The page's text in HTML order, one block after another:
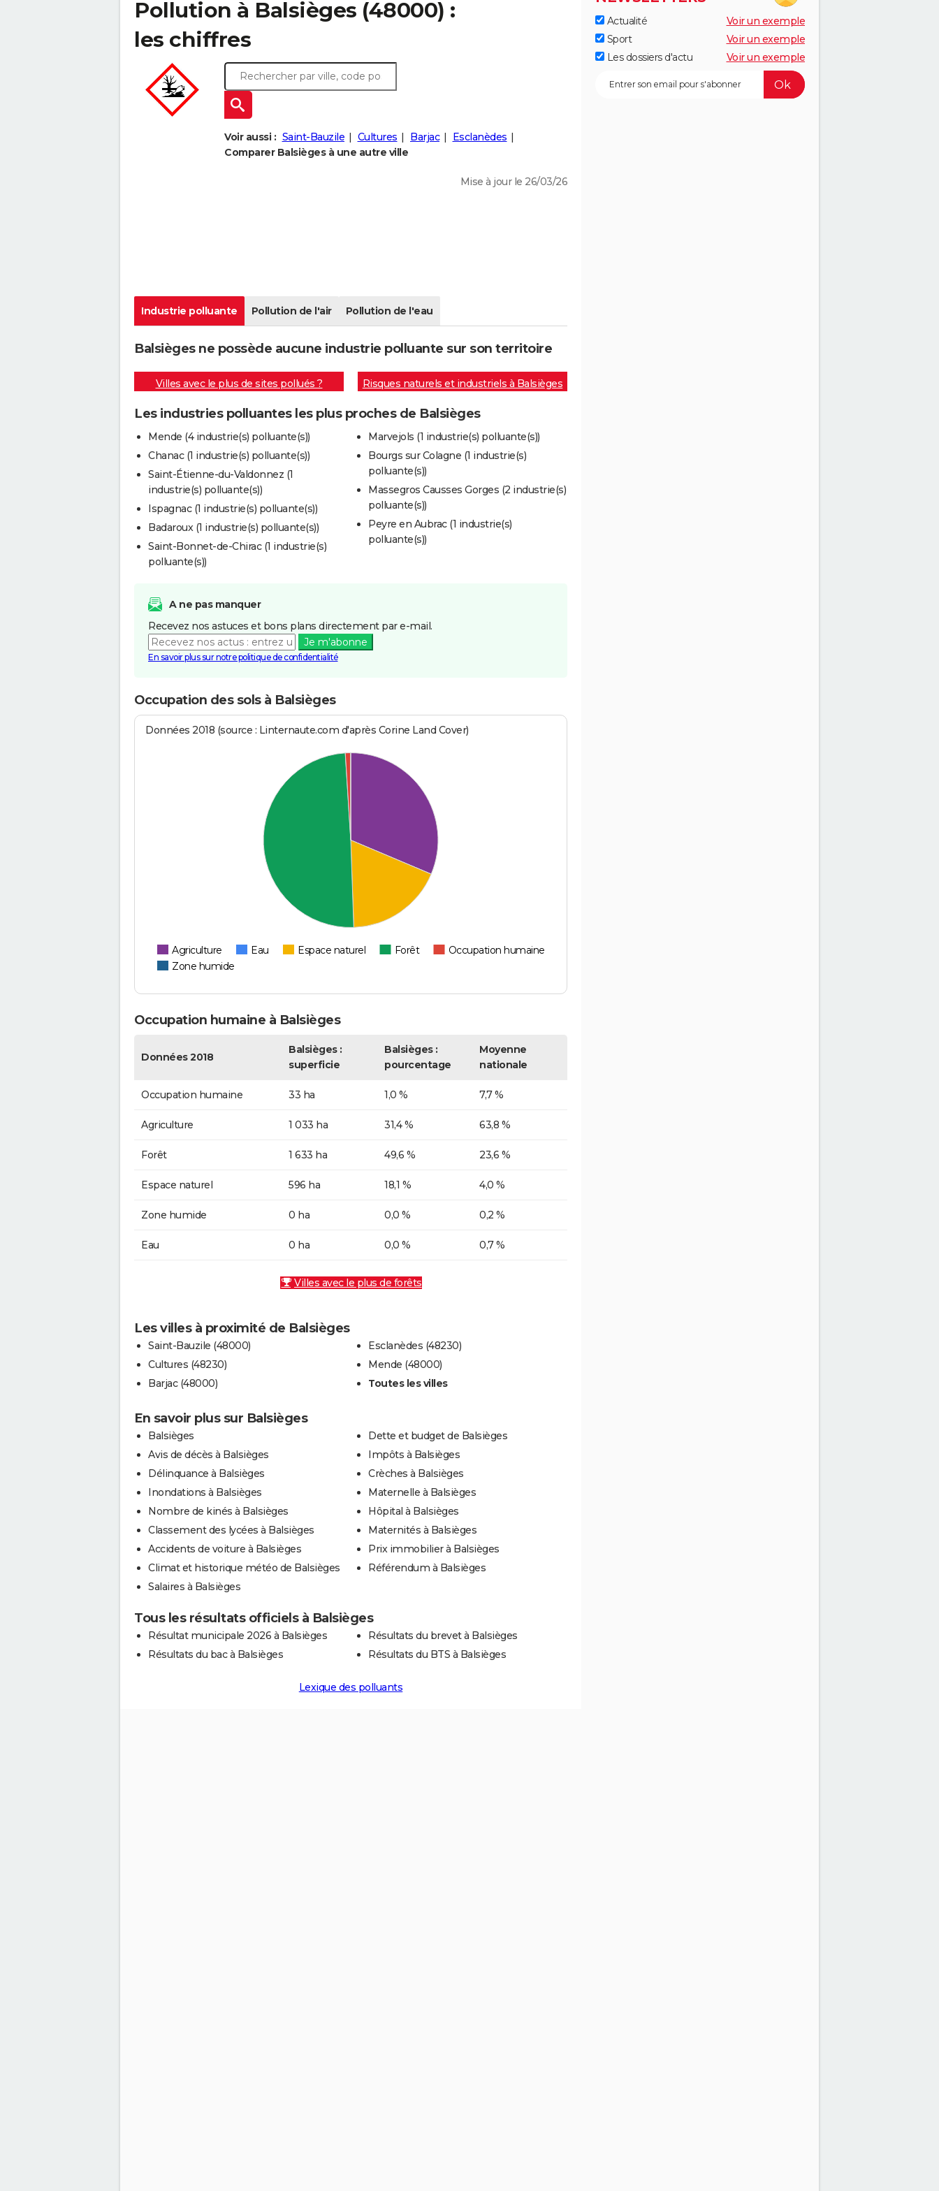
Pollution à Balsièges (48000) :
les chiffres
Voir aussi : Saint-Bauzile Cultures Barjac
Esclanèdes
Comparer Balsièges à une autre ville
Mise à jour le 26/03/26
Industrie polluante Pollution de l'air Pollution de l'eau
Balsièges ne possède aucune industrie polluante sur son territoire
Villes avec le plus de sites pollués ? Risques naturels et industriels à Balsièges
Les industries polluantes les plus proches de Balsièges
Mende (4 industrie(s) polluante(s))
Chanac (1 industrie(s) polluante(s))
Saint-Étienne-du-Valdonnez (1
industrie(s) polluante(s))
Ispagnac (1 industrie(s) polluante(s))
Badaroux (1 industrie(s) polluante(s))
Saint-Bonnet-de-Chirac (1 industrie(s)
polluante(s))
Marvejols (1 industrie(s) polluante(s))
Bourgs sur Colagne (1 industrie(s)
polluante(s))
Massegros Causses Gorges (2 industrie(s)
polluante(s))
Peyre en Aubrac (1 industrie(s)
polluante(s))
A ne pas manquer
Recevez nos astuces et bons plans directement par e-mail.
Je m'abonne
En savoir plus sur notre politique de confidentialité
Occupation des sols à Balsièges
Données 2018 (source : Linternaute.com d'après Corine Land Cover)
Agriculture Eau Espace naturel Forêt
Occupation humaine
Zone humide
Occupation humaine à Balsièges
Données 2018
Balsièges :
superficie
Balsièges :
pourcentage
Moyenne
nationale
Occupation humaine 33 ha 1,0 % 7,7 %
Agriculture 1 033 ha 31,4 % 63,8 %
Forêt 1 633 ha 49,6 % 23,6 %
Espace naturel 596 ha 18,1 % 4,0 %
Zone humide 0 ha 0,0 % 0,2 %
Eau 0 ha 0,0 % 0,7 %
Villes avec le plus de forêts
Les villes à proximité de Balsièges
Saint-Bauzile (48000)
Cultures (48230)
Barjac (48000)
Esclanèdes (48230)
Mende (48000)
Toutes les villes
En savoir plus sur Balsièges
Balsièges
Avis de décès à Balsièges
Délinquance à Balsièges
Inondations à Balsièges
Nombre de kinés à Balsièges
Classement des lycées à Balsièges
Accidents de voiture à Balsièges
Climat et historique météo de Balsièges
Salaires à Balsièges
Dette et budget de Balsièges
Impôts à Balsièges
Crèches à Balsièges
Maternelle à Balsièges
Hôpital à Balsièges
Maternités à Balsièges
Prix immobilier à Balsièges
Référendum à Balsièges
Tous les résultats officiels à Balsièges
Résultat municipale 2026 à Balsièges
Résultats du bac à Balsièges
Résultats du brevet à Balsièges
Résultats du BTS à Balsièges
Lexique des polluants
Actualité
Voir un exemple
Sport
Voir un exemple
Les dossiers d'actu
Voir un exemple